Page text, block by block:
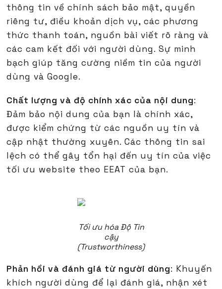
thông tin về chính sách bảo mật, quyền
riêng tư, điều khoản dịch vụ, các phương
thức thanh toán, nguồn bài viết rõ ràng và
các cam kết đối với người dùng. Sự minh
bạch giúp tăng cường niềm tin của người
dùng và Google.
Chất lượng và độ chính xác của nội dung:
Đảm bảo nội dung của bạn là chính xác,
được kiểm chứng từ các nguồn uy tín và
cập nhật thường xuyên. Các thông tin sai
lệch có thể gây tổn hại đến uy tín của việc
tối ưu website theo EEAT của bạn.
Tối ưu hóa Độ Tin
cậy
(Trustworthiness)
Phản hồi và đánh giá từ người dùng: Khuyến
khích người dùng để lại đánh giá, nhận xét